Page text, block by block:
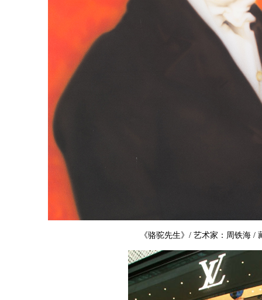
《骆驼先生》/ 艺术家：周铁海 /